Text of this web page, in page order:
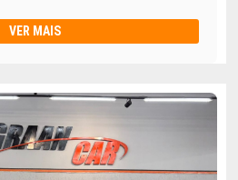
VER MAIS